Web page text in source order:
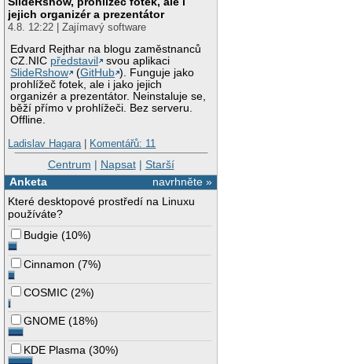
jejich organizér a prezentátor
4.8. 12:22 | Zajímavý software
Edvard Rejthar na blogu zaměstnanců
CZ.NIC představil
svou aplikaci
SlideRshow
(GitHub ). Funguje jako
prohlížeč fotek, ale i jako jejich
organizér a prezentátor. Neinstaluje se,
běží přímo v prohlížeči. Bez serveru.
Offline.
Ladislav Hagara| Komentářů: 11
Centrum | Napsat| Starší
navrhněte »
Anketa
Které desktopové prostředí na Linuxu
používáte?
Budgie (10%)
Cinnamon (7%)
COSMIC (2%)
GNOME (18%)
KDE Plasma (30%)